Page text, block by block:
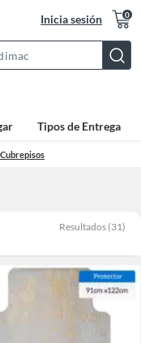
Inicia sesión 0
Bar
Tipos de Entrega
Cubrepisos
Resultados (31)